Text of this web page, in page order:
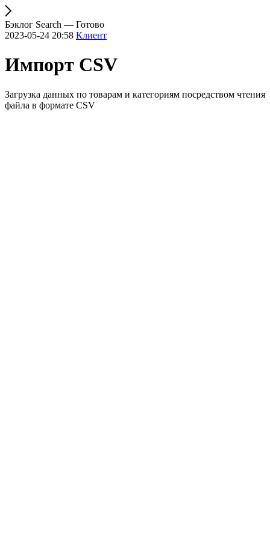
Бэклог Search — Готово
2023-05-24 20:58 Клиент
Импорт CSV
Загрузка данных по товарам и категориям посредством чтения
файла в формате СSV